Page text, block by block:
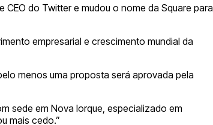
do Twitter e mudou o nome da Square para
empresarial e crescimento mundial da
menos uma proposta será aprovada pela
sede em Nova Iorque, especializado em
mais cedo.”